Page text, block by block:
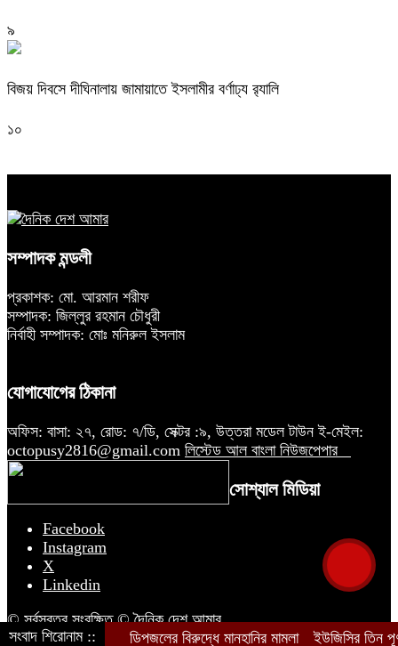
৯
বিজয় দিবসে দীঘিনালায় জামায়াতে ইসলামীর বর্ণাঢ্য র‍্যালি
১০
সম্পাদক মন্ডলী
প্রকাশক: মো. আরমান শরীফ
সম্পাদক: জিল্লুর রহমান চৌধুরী
নির্বাহী সম্পাদক: মোঃ মনিরুল ইসলাম
যোগাযোগের ঠিকানা
অফিস: বাসা: ২৭, রোড: ৭/ডি, সেক্টর :৯, উত্তরা মডেল টাউন ই-মেইল:
octopusy2816@gmail.com লিস্টেড আল বাংলা নিউজপেপার
সোশ্যাল মিডিয়া
Facebook
Instagram
X
Linkedin
© সর্বস্বত্ব সংরক্ষিত © দৈনিক দেশ আমার
সংবাদ শিরোনাম ::
ডিপজলের বিরুদ্ধে মানহানির মামলা ইউজিসির তিন